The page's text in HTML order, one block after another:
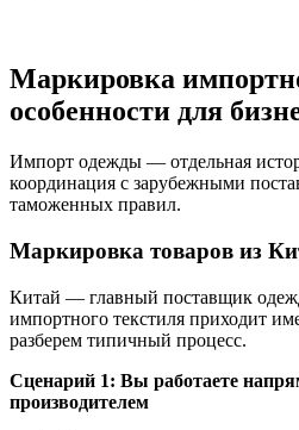
Маркировка
особенности для
Импорт одежды — отдельная
координация с зарубежными
таможенных правил.
Маркировка товаров из
Китай — главный поставщик
импортного текстиля приходит
разберем типичный процесс.
Сценарий 1: Вы работаете
производителем